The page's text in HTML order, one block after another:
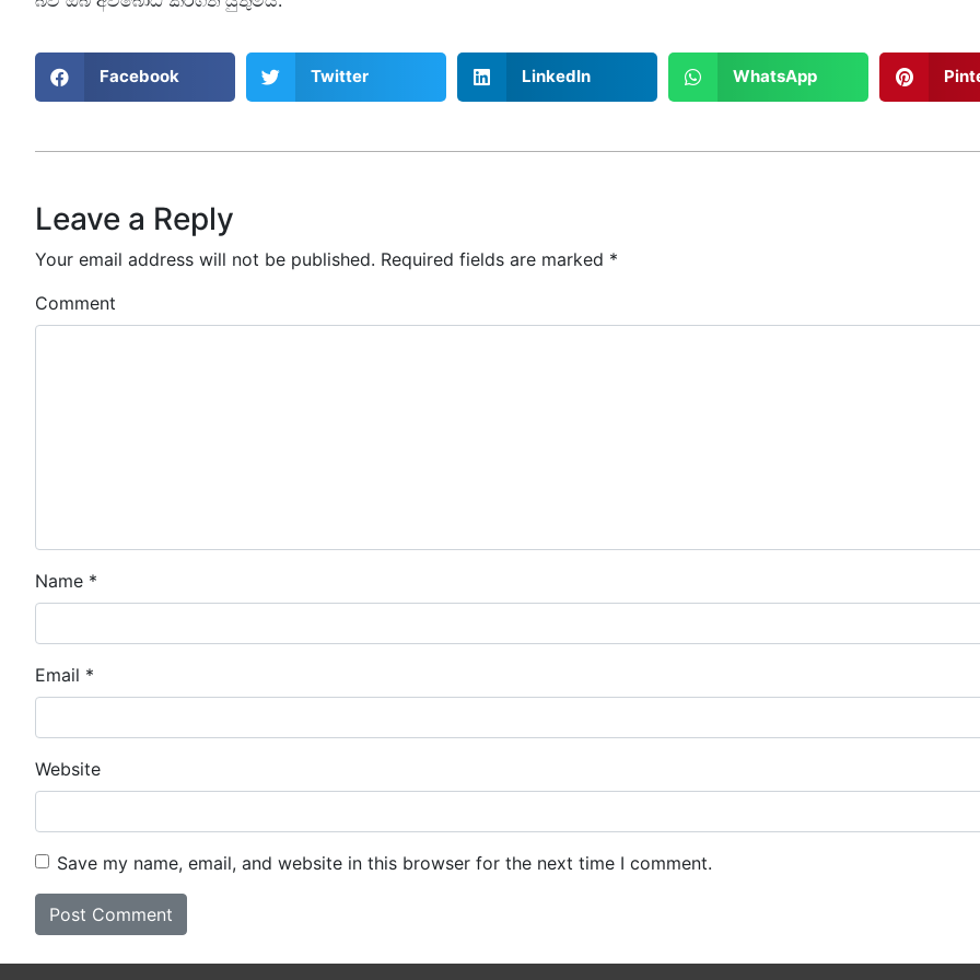
Facebook Twitter LinkedIn WhatsApp
Leave a Reply
Your email address will not be published. Required fields are marked *
Comment
Name *
Email *
Website
Save my name, email, and website in this browser for the next time I comment.